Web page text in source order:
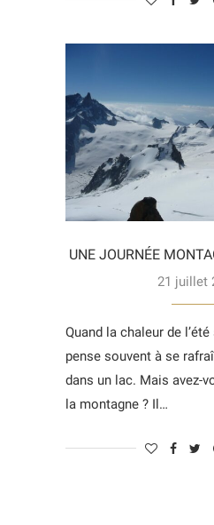
UNE JOURNÉE
21 juillet
Quand la chaleur de
pense souvent à se
dans un lac. Mais avez-
la montagne ? Il…